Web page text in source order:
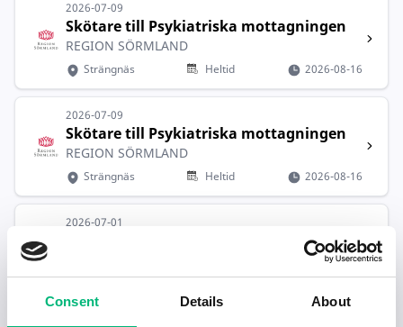
Consent Details About
2026-07-09
Skötare till Psykiatriska mottagningen
REGION SÖRMLAND
Strängnäs Heltid 2026-08-16
2026-07-09
Skötare till Psykiatriska mottagningen
REGION SÖRMLAND
Strängnäs Heltid 2026-08-16
2026-07-01
Eveo söker fler fina medarbetare till he...